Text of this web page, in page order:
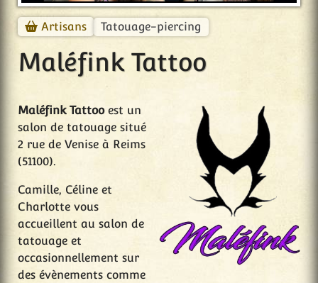
Artisans Tatouage-piercing
Maléfink Tattoo
Maléfink Tattooest un
salon de tatouage situé
2 rue de Venise à Reims
(51100).
Camille, Céline et
Charlotte vous
accueillent au salon de
tatouage et
occasionnellement sur
des évènements comme